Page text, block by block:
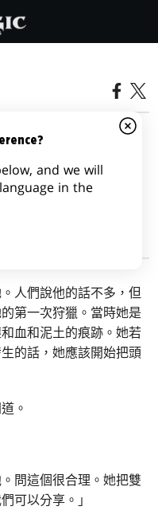
機
人們說他的話不多，但
第一次狩獵。當時她是
血和泥土的痕跡。她若
的話，她應該開始把頭
。
問這個很合理。她把雙
可以分享。」
and we will
in the